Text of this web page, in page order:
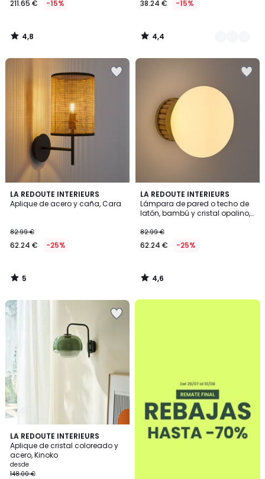
en
de
249.00
descuento
aplicado.
211.65 € -15%
4,8
/
38.24 € -15%
4,4
/
LA REDOUTE INTERIEURS
Aplique de acero y caña, Cara
82.99 €
62.24 € -25%
5
/
5
/
LA REDOUTE INTERIEURS
Lámpara de pared o techo de
latón, bambú y cristal opalino,
82.99 €
62.24 € -25%
4,6
/ 5
4,6
/
LA REDOUTE INTERIEURS
Aplique de cristal coloreado y
acero, Kinoko
desde
148.00 €
4,1
/ 5
3
Colores
.